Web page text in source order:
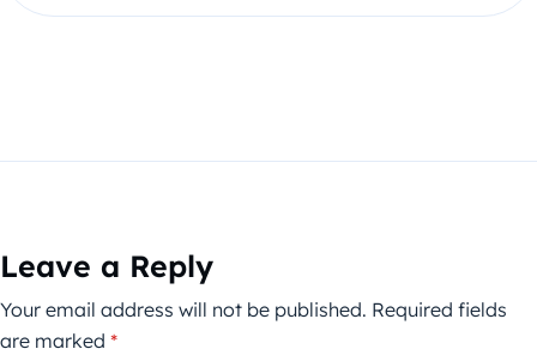
Leave a Reply
Your email address will not be published. Required fields
are marked *